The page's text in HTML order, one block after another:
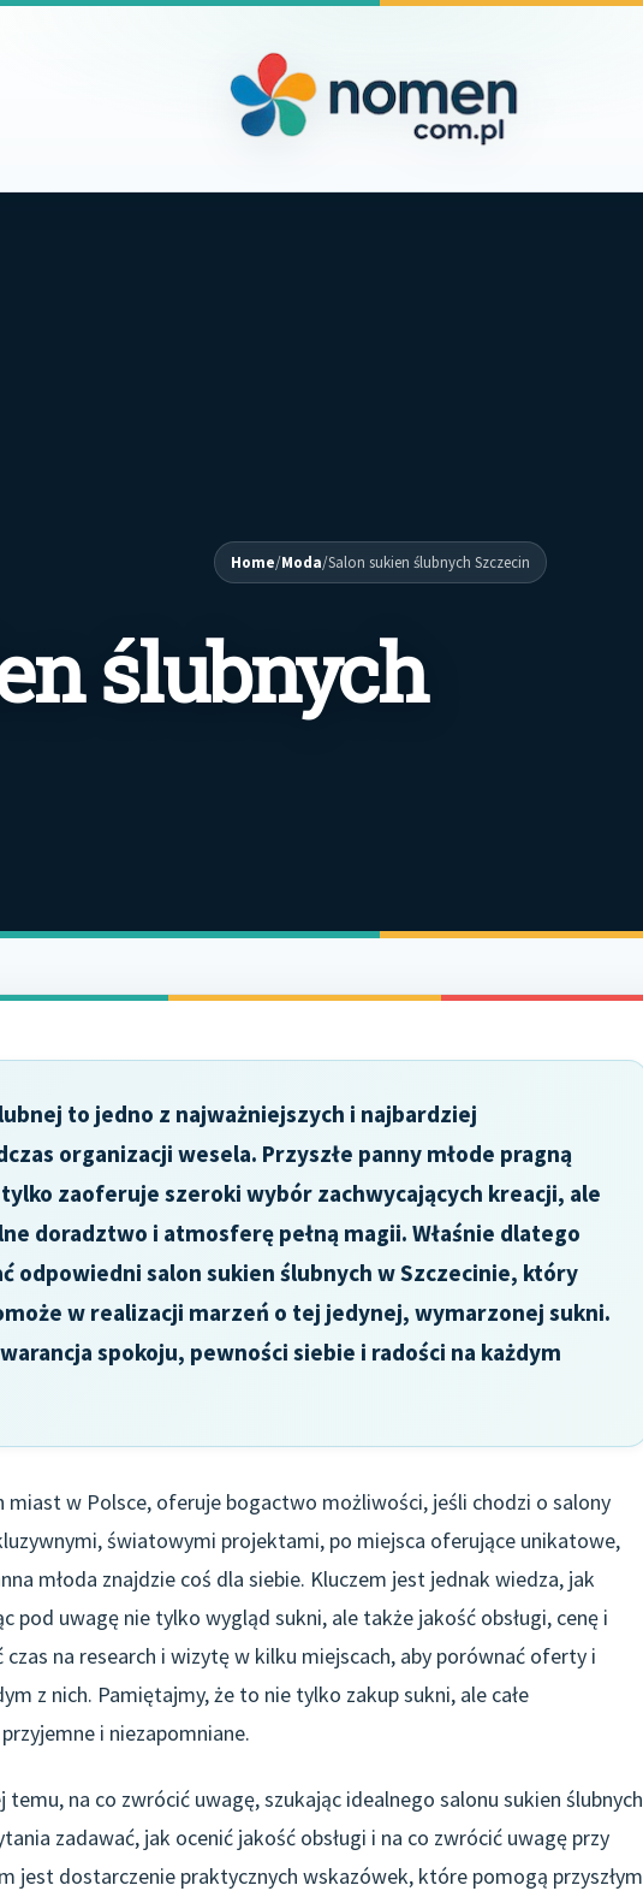
Home/Moda/Salon sukien ślubnych Szczecin
ślubnych
to jedno z najważniejszych i najbardziej
organizacji wesela. Przyszłe panny młode pragną
zaoferuje szeroki wybór zachwycających kreacji, ale
doradztwo i atmosferę pełną magii. Właśnie dlatego
odpowiedni salon sukien ślubnych w Szczecinie, który
w realizacji marzeń o tej jedynej, wymarzonej sukni.
spokoju, pewności siebie i radości na każdym
miast w Polsce, oferuje bogactwo możliwości, jeśli chodzi o salony
światowymi projektami, po miejsca oferujące unikatowe,
młoda znajdzie coś dla siebie. Kluczem jest jednak wiedza, jak
pod uwagę nie tylko wygląd sukni, ale także jakość obsługi, cenę i
na research i wizytę w kilku miejscach, aby porównać oferty i
z nich. Pamiętajmy, że to nie tylko zakup sukni, ale całe
i niezapomniane.
na co zwrócić uwagę, szukając idealnego salonu sukien ślubnych
zadawać, jak ocenić jakość obsługi i na co zwrócić uwagę przy
jest dostarczenie praktycznych wskazówek, które pomogą przyszłym